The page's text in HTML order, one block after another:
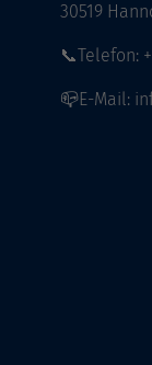
30519
📞Telefon:
📪E-Mail: